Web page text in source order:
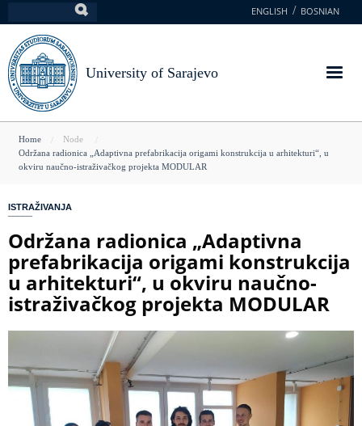
to
main
content
ENGLISH BOSNIAN
University of Sarajevo
You
are
Home
Node
Održana radionica „Adaptivna prefabrikacija origami konstrukcija u arhitekturi“, u
okviru naučno-istraživačkog projekta MODULAR
ISTRAŽIVANJA
Održana radionica „Adaptivna
prefabrikacija origami konstrukcija
u arhitekturi“, u okviru naučno-
istraživačkog projekta MODULAR